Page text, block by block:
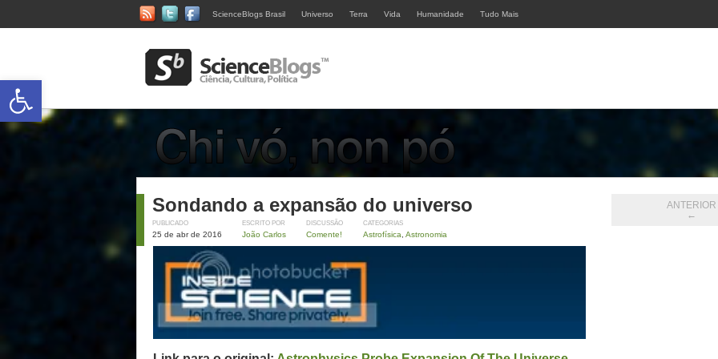
ScienceBlogs Brasil Universo Terra Vida Humanidade Tudo Mais
Sondando a expansão do universo
PUBLICADO
25 de abr de 2016
ESCRITO POR
João Carlos
DISCUSSÃO
Comente!
CATEGORIAS
Astrofísica Astronomia
ANTERIOR
←
Abrir a barra de ferramentas